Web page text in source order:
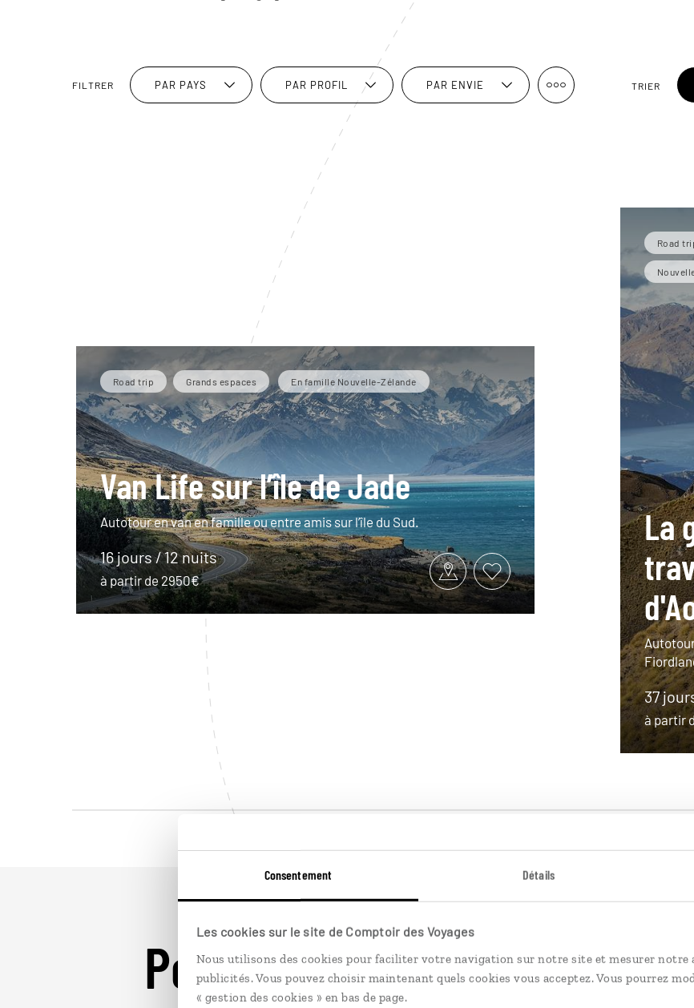
Consentement Détails
Les cookies sur le site de Comptoir des Voyages
Nous utilisons des cookies pour faciliter votre navigation sur notre site et mesurer notre
publicités. Vous pouvez choisir maintenant quels cookies vous acceptez. Vous pourrez
« gestion des cookies » en bas de page.
FILTRER PAR PAYS PAR PROFIL PAR ENVIE TRIER
Road trip Grands espaces En famille Nouvelle-Zélande
Van Life sur l’île de Jade
Autotour en van en famille ou entre amis sur l’île du Sud.
16 jours / 12 nuits
à partir de 2950€
Road
La
37
à partir
Pour aller plus loin